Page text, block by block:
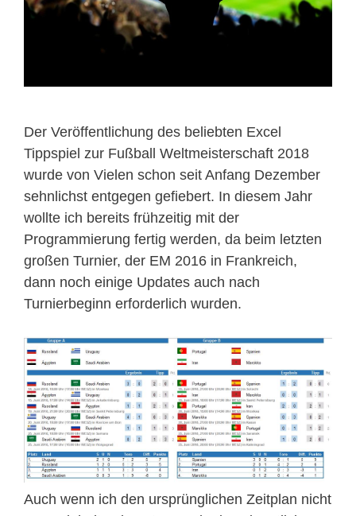
Der Veröffentlichung des beliebten Excel
Tippspiel zur Fußball Weltmeisterschaft 2018
wurde von Vielen schon seit Anfang Dezember
sehnlichst entgegen gefiebert. In diesem Jahr
wollte ich bereits frühzeitig mit der
Programmierung fertig werden, da beim letzten
großen Turnier, der EM 2016 in Frankreich,
dann noch einige Updates auch nach
Turnierbeginn erforderlich wurden.
Auch wenn ich den ursprünglichen Zeitplan nicht